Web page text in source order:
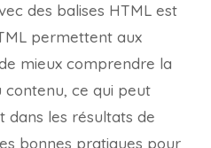
des balises HTML est
permettent aux
mieux comprendre la
ce qui peut
dans les résultats de
bonnes pratiques pour